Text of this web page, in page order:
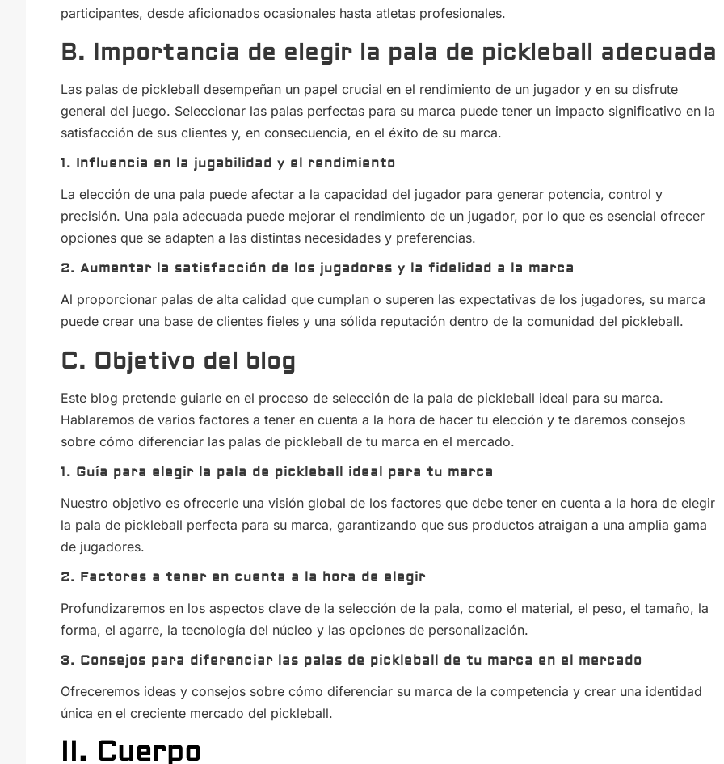
participantes, desde aficionados ocasionales hasta atletas profesionales.
B. Importancia de elegir la pala de pickleball adecuada
Las palas de pickleball desempeñan un papel crucial en el rendimiento de un jugador y en su disfrute
general del juego. Seleccionar las palas perfectas para su marca puede tener un impacto significativo en la
satisfacción de sus clientes y, en consecuencia, en el éxito de su marca.
1. Influencia en la jugabilidad y el rendimiento
La elección de una pala puede afectar a la capacidad del jugador para generar potencia, control y
precisión. Una pala adecuada puede mejorar el rendimiento de un jugador, por lo que es esencial ofrecer
opciones que se adapten a las distintas necesidades y preferencias.
2. Aumentar la satisfacción de los jugadores y la fidelidad a la marca
Al proporcionar palas de alta calidad que cumplan o superen las expectativas de los jugadores, su marca
puede crear una base de clientes fieles y una sólida reputación dentro de la comunidad del pickleball.
C. Objetivo del blog
Este blog pretende guiarle en el proceso de selección de la pala de pickleball ideal para su marca.
Hablaremos de varios factores a tener en cuenta a la hora de hacer tu elección y te daremos consejos
sobre cómo diferenciar las palas de pickleball de tu marca en el mercado.
1. Guía para elegir la pala de pickleball ideal para tu marca
Nuestro objetivo es ofrecerle una visión global de los factores que debe tener en cuenta a la hora de elegir
la pala de pickleball perfecta para su marca, garantizando que sus productos atraigan a una amplia gama
de jugadores.
2. Factores a tener en cuenta a la hora de elegir
Profundizaremos en los aspectos clave de la selección de la pala, como el material, el peso, el tamaño, la
forma, el agarre, la tecnología del núcleo y las opciones de personalización.
3. Consejos para diferenciar las palas de pickleball de tu marca en el mercado
Ofreceremos ideas y consejos sobre cómo diferenciar su marca de la competencia y crear una identidad
única en el creciente mercado del pickleball.
II. Cuerpo